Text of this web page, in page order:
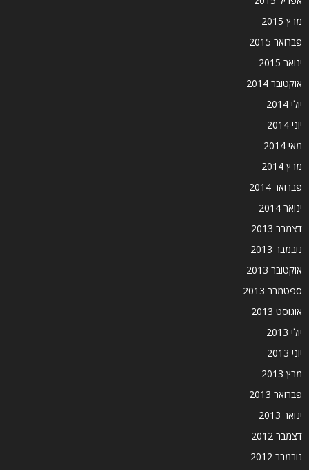
מרץ 2015
פברואר 2015
ינואר 2015
אוקטובר 2014
יולי 2014
יוני 2014
מאי 2014
מרץ 2014
פברואר 2014
ינואר 2014
דצמבר 2013
נובמבר 2013
אוקטובר 2013
ספטמבר 2013
אוגוסט 2013
יולי 2013
יוני 2013
מרץ 2013
פברואר 2013
ינואר 2013
דצמבר 2012
נובמבר 2012